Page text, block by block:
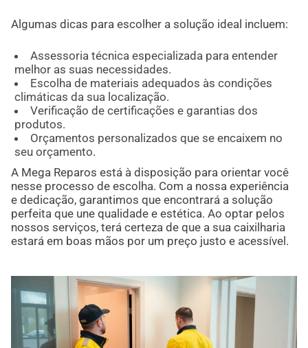
Algumas dicas para escolher a solução ideal incluem:
Assessoria técnica especializada para entender
melhor as suas necessidades.
Escolha de materiais adequados às condições
climáticas da sua localização.
Verificação de certificações e garantias dos
produtos.
Orçamentos personalizados que se encaixem no
seu orçamento.
A Mega Reparos está à disposição para orientar você
nesse processo de escolha. Com a nossa experiência
e dedicação, garantimos que encontrará a solução
perfeita que une qualidade e estética. Ao optar pelos
nossos serviços, terá certeza de que a sua caixilharia
estará em boas mãos por um preço justo e acessível.